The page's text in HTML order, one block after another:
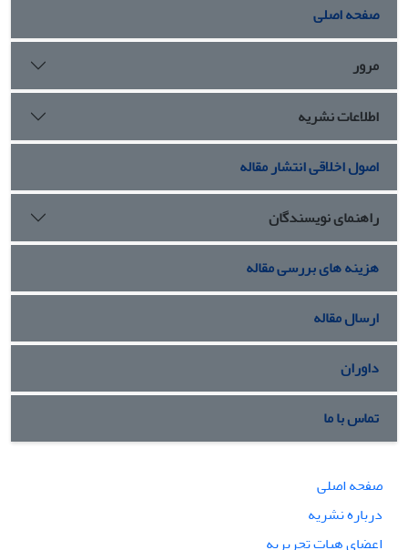
صفحه اصلی
مرور
اطلاعات نشریه
اصول اخلاقی انتشار مقاله
راهنمای نویسندگان
هزینه های بررسی مقاله
ارسال مقاله
داوران
تماس با ما
صفحه اصلی
درباره نشریه
اعضای هیات تحریریه